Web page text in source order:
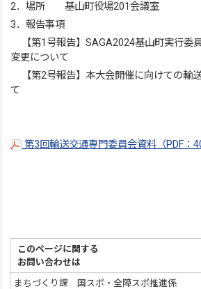
2．場所 基山町役場201会議室
3．報告事項
【第1号報告】SAGA2024基山町実行委
変更について
【第2号報告】本大会開催に向けての輸
て
第3回輸送交通専門委員会資料（PDF：
このページに関する
お問い合わせは
まちづくり課 国スポ・全障スポ推進係